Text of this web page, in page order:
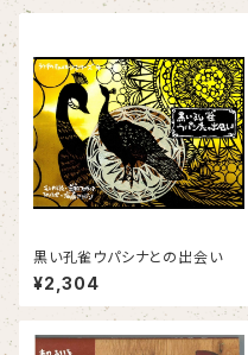
黒い孔雀ウパシナとの出会い
¥2,304